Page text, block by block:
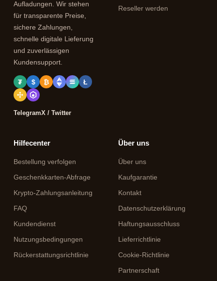
Aufladungen. Wir stehen
für transparente Preise,
sichere Zahlungen,
schnelle digitale Lieferung
und zuverlässigen
Kundensupport.
₮ $ ₿ Ł
TelegramX / Twitter
Reseller werden
Hilfecenter
Bestellung verfolgen
Geschenkkarten-Abfrage
Krypto-Zahlungsanleitung
FAQ
Kundendienst
Nutzungsbedingungen
Rückerstattungsrichtlinie
Über uns
Über uns
Kaufgarantie
Kontakt
Datenschutzerklärung
Haftungsausschluss
Lieferrichtlinie
Cookie-Richtlinie
Partnerschaft